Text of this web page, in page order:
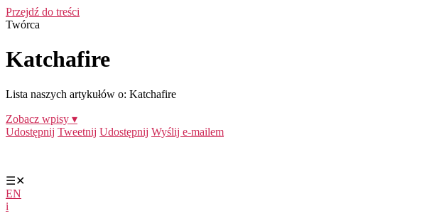
Przejdź do treści
Twórca
Katchafire
Lista naszych artykułów o: Katchafire
Zobacz wpisy ▾
Udostępnij Tweetnij Udostępnij Wyślij e-mailem
☰✕
EN
i